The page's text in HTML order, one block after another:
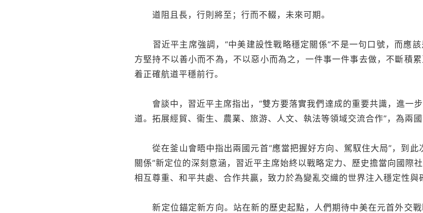
道阻且長，行則將至；行而不輟，未來可期。
習近平主席強調，“中美建設性戰略穩定關係”不是一句口號，而應該
方堅持不以善小而不為，不以惡小而為之，一件事一件事去做，不斷積
着正確航道平穩前行。
會談中，習近平主席指出，“雙方要落實我們達成的重要共識，進一
道。拓展經貿、衞生、農業、旅游、人文、執法等領域交流合作”，為兩
從在釜山會晤中指出兩國元首“應當把握好方向、駕馭住大局”，到此
關係”新定位的深刻意涵，習近平主席始終以戰略定力、歷史擔當向國際
相互尊重、和平共處、合作共贏，致力於為變亂交織的世界注入穩定性與
新定位錨定新方向。站在新的歷史起點，人們期待中美在元首外交戰